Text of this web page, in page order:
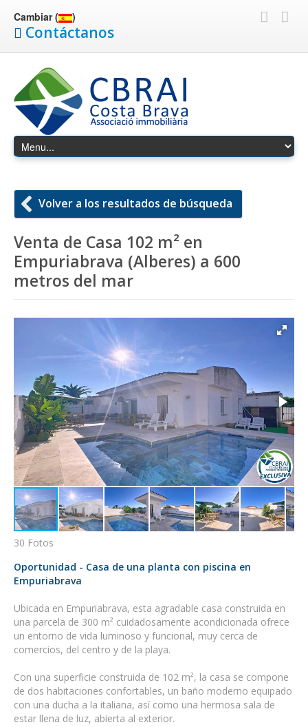
Cambiar ( )
Contáctanos
Volver a los resultados de búsqueda
Venta de Casa 102 m² en
Empuriabrava (Alberes) a 600
metros del mar
30 Fotos
Oportunidad - Casa de una planta con piscina en
Empuriabrava
Ubicada en Empuriabrava, esta agradable casa construida en
una parcela de 300 m² cuidadosamente acondicionada ofrece
un entorno de vida luminoso y funcional, muy cerca de
comercios, del centro y de la playa.
Con una superficie construida de 102 m², la casa se compone
de dos habitaciones confortables, un baño moderno equipado
con una ducha a la italiana, así como una hermosa sala de
estar llena de luz, abierta al exterior.